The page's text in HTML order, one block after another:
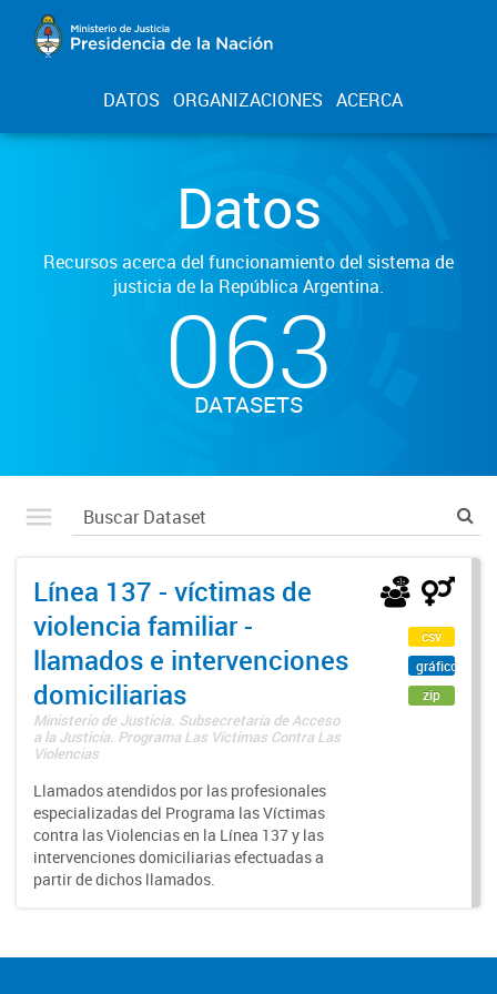
DATOS ORGANIZACIONES ACERCA
Datos
Recursos acerca del funcionamiento del sistema de
justicia de la República Argentina.
063
DATASETS
Línea 137 - víctimas de
violencia familiar -
llamados e intervenciones
domiciliarias
Ministerio de Justicia. Subsecretaría de Acceso
a la Justicia. Programa Las Víctimas Contra Las
Violencias
Llamados atendidos por las profesionales
especializadas del Programa las Víctimas
contra las Violencias en la Línea 137 y las
intervenciones domiciliarias efectuadas a
partir de dichos llamados.
csv
gráfico
zip